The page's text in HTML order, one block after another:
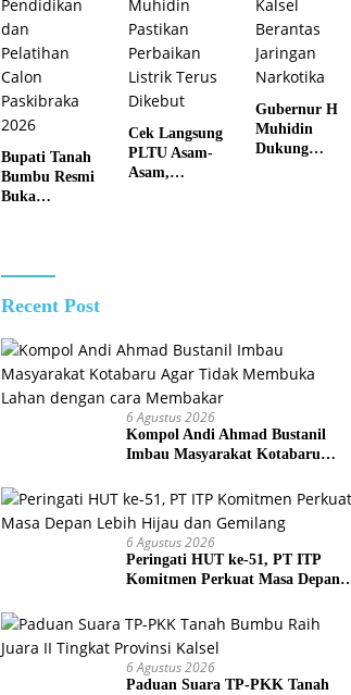
Bupati Tanah
Bumbu Resmi
Buka
Calon
2026
Cek Langsung
PLTU Asam-
Asam,
Gubernur H
Muhidin
Dukung
Recent Post
6 Agustus 2026
Kompol Andi Ahmad Bustanil
Imbau Masyarakat Kotabaru
dengan cara Membakar
6 Agustus 2026
Peringati HUT ke-51, PT ITP
Komitmen Perkuat Masa Depan
6 Agustus 2026
Paduan Suara TP-PKK Tanah